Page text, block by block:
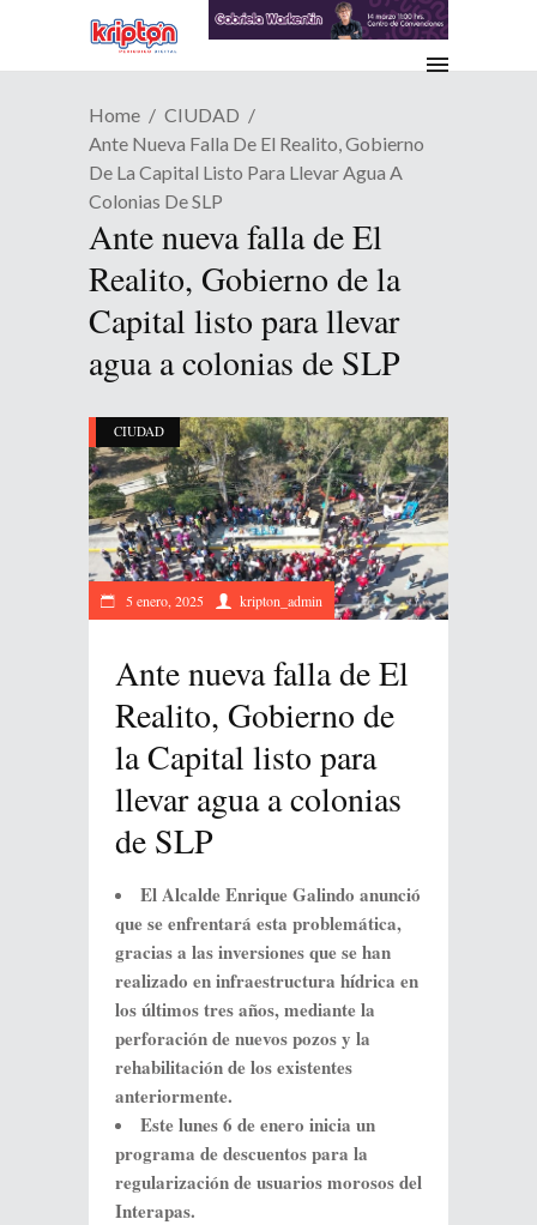
Home
CIUDAD
Ante Nueva Falla De El Realito, Gobierno
De La Capital Listo Para Llevar Agua A
Colonias De SLP
Ante nueva falla de El
Realito, Gobierno de la
Capital listo para llevar
agua a colonias de SLP
CIUDAD
5 enero, 2025 kripton_admin
Ante nueva falla de El
Realito, Gobierno de
la Capital listo para
llevar agua a colonias
de SLP
El Alcalde Enrique Galindo anunció
que se enfrentará esta problemática,
gracias a las inversiones que se han
realizado en infraestructura hídrica en
los últimos tres años, mediante la
perforación de nuevos pozos y la
rehabilitación de los existentes
anteriormente.
Este lunes 6 de enero inicia un
programa de descuentos para la
regularización de usuarios morosos del
Interapas.